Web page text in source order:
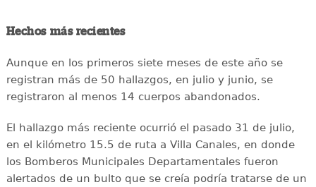
Hechos más recientes
Aunque en los primeros siete meses de este año se
registran más de 50 hallazgos, en julio y junio, se
registraron al menos 14 cuerpos abandonados.
El hallazgo más reciente ocurrió el pasado 31 de julio,
en el kilómetro 15.5 de ruta a Villa Canales, en donde
los Bomberos Municipales Departamentales fueron
alertados de un bulto que se creía podría tratarse de un